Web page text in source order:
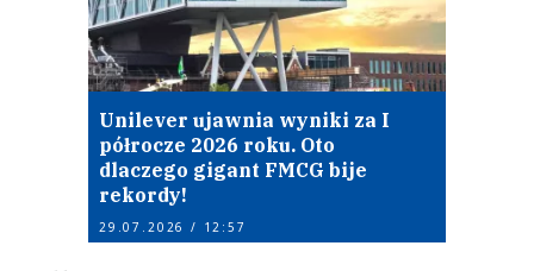
Unilever ujawnia wyniki za I
półrocze 2026 roku. Oto
dlaczego gigant FMCG bije
rekordy!
29.07.2026 / 12:57